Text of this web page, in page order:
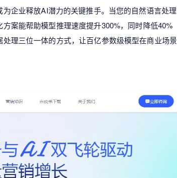
为企业释放AI潜力的关键推手。当您的自然语言处理
案能帮助模型推理速度提升300%，同时降低40%
理三位一体的方式，让百亿参数级模型在商业场景